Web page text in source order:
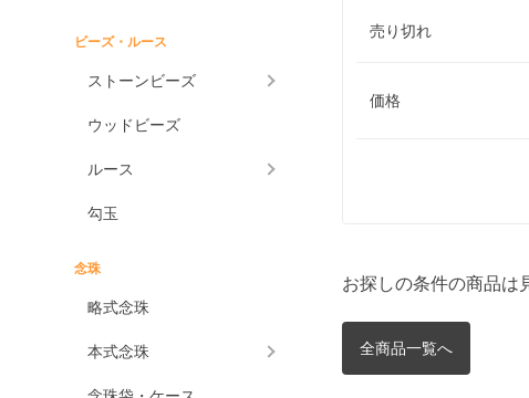
ビーズ・ルース
ストーンビーズ
ウッドビーズ
ルース
勾玉
念珠
略式念珠
本式念珠
売り切れ
価格
お探しの条件の商品は
全商品一覧へ